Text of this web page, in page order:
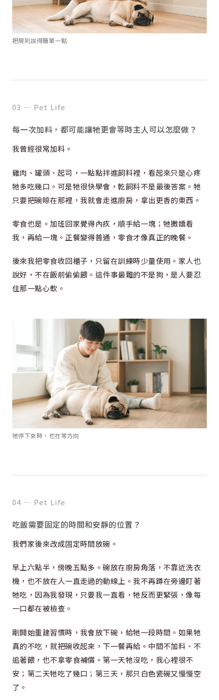
把規則說得簡單一點
03 — Pet Life
每一次加料，都可能讓牠更會等時主人可以怎麼做？
我曾經很常加料。
雞肉、罐頭、起司，一點點拌進飼料裡，看起來只是心疼
牠多吃幾口。可是牠很快學會，乾飼料不是最後答案。牠
只要把碗晾在那裡，我就會走進廚房，拿出更香的東西。
零食也是。加班回家覺得內疚，順手給一塊；牠撒嬌看
我，再給一塊。正餐變得普通，零食才像真正的晚餐。
後來我把零食收回櫃子，只留在訓練時少量使用。家人也
說好，不在飯前偷偷餵。這件事最難的不是狗，是人要忍
住那一點心軟。
牠停下來時，也在等方向
04 — Pet Life
吃飯需要固定的時間和安靜的位置？
我們家後來改成固定時間放碗。
早上六點半，傍晚五點多。碗放在廚房角落，不靠近洗衣
機，也不放在人一直走過的動線上。我不再蹲在旁邊盯著
牠吃，因為我發現，只要我一直看，牠反而更緊張，像每
一口都在被檢查。
剛開始重建習慣時，我會放下碗，給牠一段時間。如果牠
真的不吃，就把碗收起來，下一餐再給。中間不加料、不
追著餵，也不拿零食補償。第一天牠沒吃，我心裡很不
安；第二天牠吃了幾口；第三天，那只白色瓷碗又慢慢空
了。